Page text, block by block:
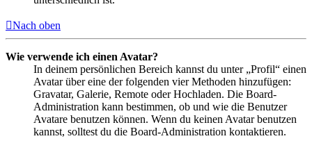
Nach oben
Wie verwende ich einen Avatar?
In deinem persönlichen Bereich kannst du unter „Profil“ einen
Avatar über eine der folgenden vier Methoden hinzufügen:
Gravatar, Galerie, Remote oder Hochladen. Die Board-
Administration kann bestimmen, ob und wie die Benutzer
Avatare benutzen können. Wenn du keinen Avatar benutzen
kannst, solltest du die Board-Administration kontaktieren.